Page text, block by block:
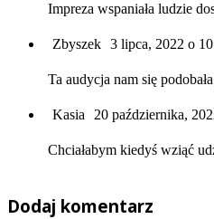
Impreza wspaniała ludzie
Zbyszek 3 lipca, 2022 o
Ta audycja nam się
Kasia 20 października,
Chciałabym kiedyś wziąć
Dodaj komentarz